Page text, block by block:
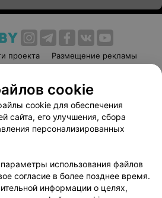
проекта
Размещение рекламы
соглашение
Способы оплаты
Партнеры
руководителю 103.by
персональных данных
cookie
cookie для обеспечения
сайта, его улучшения, сбора
персонализированных
использования файлов
согласие в более позднее время.
информации о целях,